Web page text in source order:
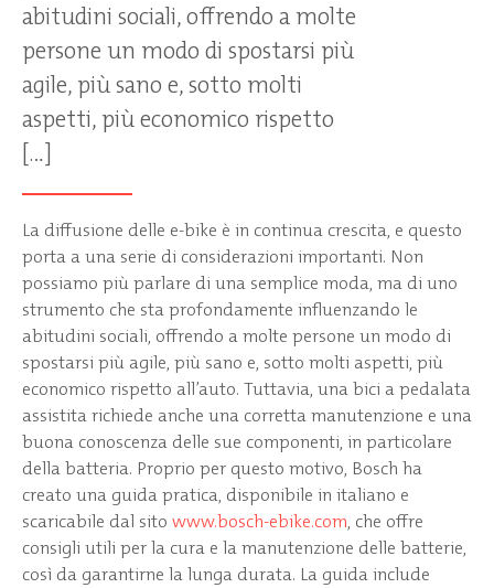
abitudini sociali, offrendo a molte
persone un modo di spostarsi più
agile, più sano e, sotto molti
aspetti, più economico rispetto
[…]
La diffusione delle e-bike è in continua crescita, e questo
porta a una serie di considerazioni importanti. Non
possiamo più parlare di una semplice moda, ma di uno
strumento che sta profondamente influenzando le
abitudini sociali, offrendo a molte persone un modo di
spostarsi più agile, più sano e, sotto molti aspetti, più
economico rispetto all’auto. Tuttavia, una bici a pedalata
assistita richiede anche una corretta manutenzione e una
buona conoscenza delle sue componenti, in particolare
della batteria. Proprio per questo motivo, Bosch ha
creato una guida pratica, disponibile in italiano e
scaricabile dal sito www.bosch-ebike.com, che offre
consigli utili per la cura e la manutenzione delle batterie,
così da garantirne la lunga durata. La guida include